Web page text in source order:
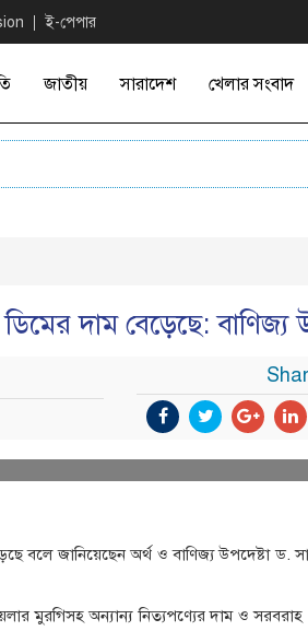
ই-পেপার
জাতীয় সারাদেশ খেলার সংবাদ
দাম বেড়েছে: বাণিজ্য
বলে জানিয়েছেন অর্থ ও বাণিজ্য উপদেষ্টা ড.
মুরগিসহ অন্যান্য নিত্যপণ্যের দাম ও সরবরাহ